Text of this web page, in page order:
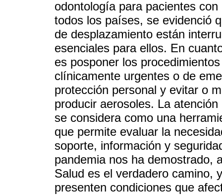
odontología para pacientes
todos los países, se evidenció
de desplazamiento están
esenciales para ellos. En
es posponer los
clínicamente urgentes o de
protección personal y evitar o
producir aerosoles. La
se considera como una
que permite evaluar la
soporte, información y
pandemia nos ha demostrado,
Salud es el verdadero camino,
presenten condiciones que